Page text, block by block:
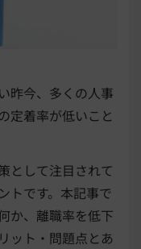
昨今、多くの人事
定着率が低いこと
として注目されて
トです。本記事で
か、離職率を低下
ット・問題点とあ